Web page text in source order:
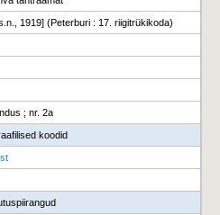
1919] (Peterburi : 17. riigitrükikoda)
; nr. 2a
koodid